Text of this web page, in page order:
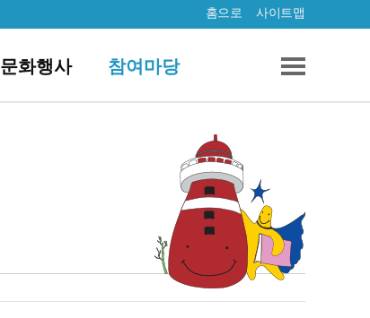
홈으로 사이트맵
문화행사 참여마당